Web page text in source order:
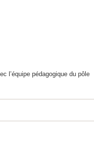
l’équipe pédagogique du pôle